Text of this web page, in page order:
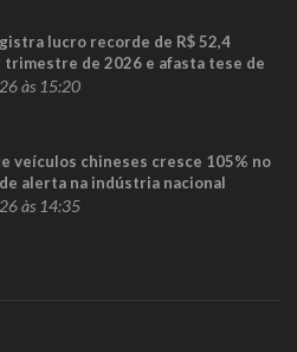
lucro recorde de R$ 52,4
trimestre de 2026 e afasta tese de
combustíveis
às 15:20
veículos chineses cresce 105% no
alerta na indústria nacional
às 14:35